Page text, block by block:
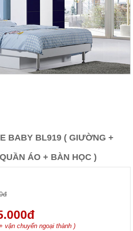
BABY BL919 ( GIƯỜNG +
ÁO + BÀN HỌC )
vận chuyển ngoại thành )